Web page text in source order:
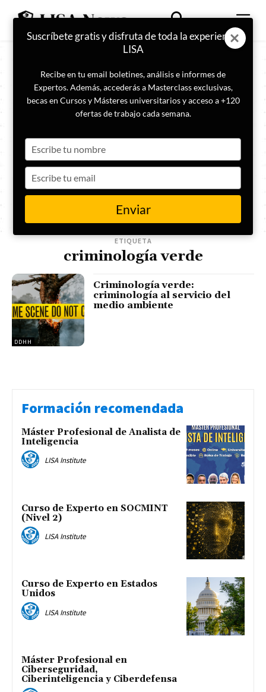
ETIQUETA
criminología verde
DDHH
Criminología verde:
criminología al servicio del
medio ambiente
Formación recomendada
Máster Profesional de Analista de
Inteligencia
LISA Institute
Curso de Experto en SOCMINT
(Nivel 2)
LISA Institute
Curso de Experto en Estados
Unidos
LISA Institute
Máster Profesional en
Ciberseguridad,
Ciberinteligencia y Ciberdefensa
Suscríbete gratis y disfruta de toda la experiencia
LISA
Recibe en tu email boletines, análisis e informes de
Expertos. Además, accederás a Masterclass exclusivas,
becas en Cursos y Másteres universitarios y acceso a +120
ofertas de trabajo cada semana.
your
name
your
email
Enviar